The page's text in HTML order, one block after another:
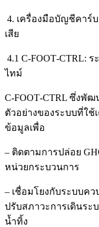
4. เครื่องมือบัญชีคาร์
เสีย
4.1 C‑FOOT‑CTRL:
ไทม์
C‑FOOT‑CTRL ซึ่งพั
ตัวอย่างของระบบที่ใช้
ข้อมูลเพื่อ
– ติดตามการปล่อย
หน่วยกระบวนการ
– เชื่อมโยงกับระบบคว
ปรับสภาวะการเดินร
น้ำทิ้ง